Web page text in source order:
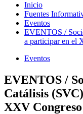
Inicio
Fuentes
Eventos
EVENTOS /
a participar en el
Eventos
EVENTOS /
Catálisis
XXV